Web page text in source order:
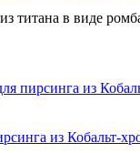
титана в виде
из Кобальт-